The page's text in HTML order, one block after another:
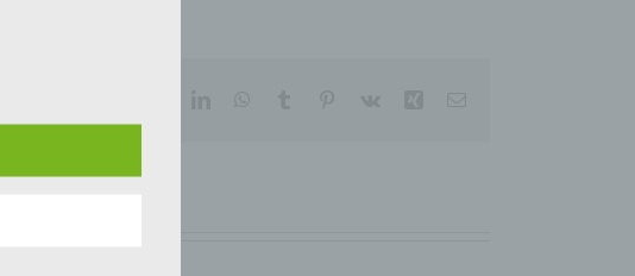
die durch den
der
sein. Um